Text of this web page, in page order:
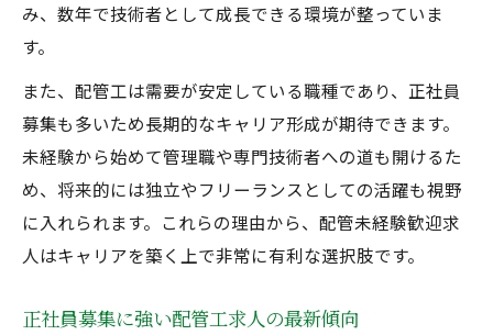
み、数年で技術者として成長できる環境が整っていま
す。
また、配管工は需要が安定している職種であり、正社員
募集も多いため長期的なキャリア形成が期待できます。
未経験から始めて管理職や専門技術者への道も開けるた
め、将来的には独立やフリーランスとしての活躍も視野
に入れられます。これらの理由から、配管未経験歓迎求
人はキャリアを築く上で非常に有利な選択肢です。
正社員募集に強い配管工求人の最新傾向